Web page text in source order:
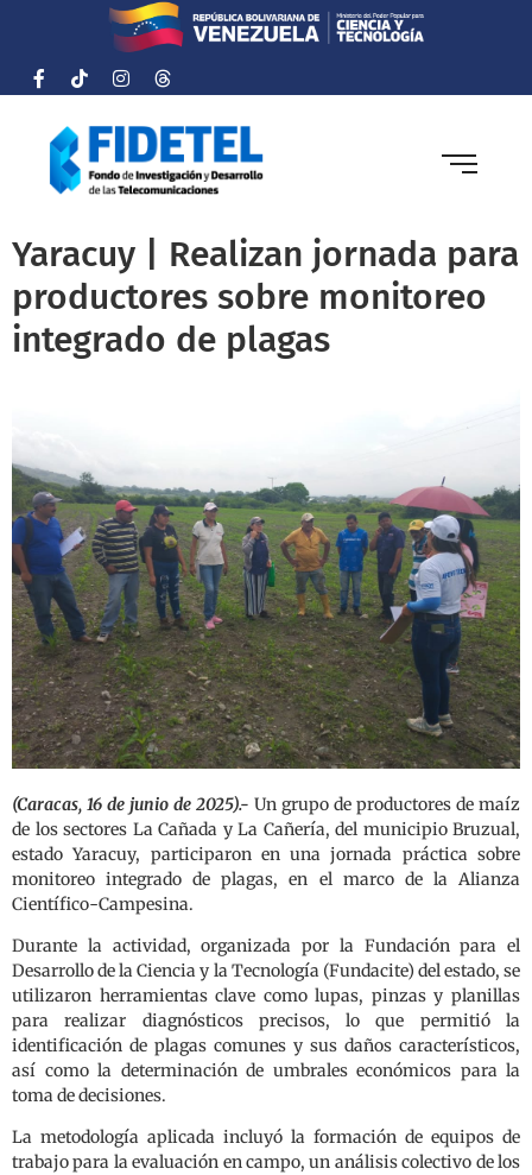
Yaracuy | Realizan jornada para
productores sobre monitoreo
integrado de plagas
(Caracas, 16 de junio de 2025).- Un grupo de productores de maíz
de los sectores La Cañada y La Cañería, del municipio Bruzual,
estado Yaracuy, participaron en una jornada práctica sobre
monitoreo integrado de plagas, en el marco de la Alianza
Científico-Campesina.
Durante la actividad, organizada por la Fundación para el
Desarrollo de la Ciencia y la Tecnología (Fundacite) del estado, se
utilizaron herramientas clave como lupas, pinzas y planillas
para realizar diagnósticos precisos, lo que permitió la
identificación de plagas comunes y sus daños característicos,
así como la determinación de umbrales económicos para la
toma de decisiones.
La metodología aplicada incluyó la formación de equipos de
trabajo para la evaluación en campo, un análisis colectivo de los